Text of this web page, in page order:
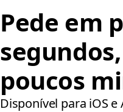
Pede em
poucos
Disponível para iOS e